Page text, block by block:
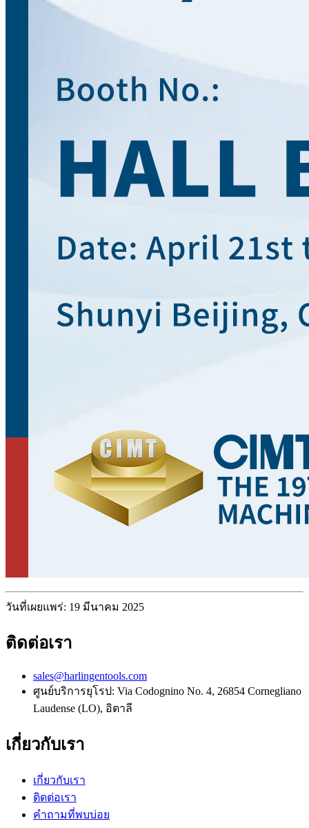
วันที่เผยแพร่: 19 มีนาคม 2025
ติดต่อเรา
sales@harlingentools.com
ศูนย์บริการยุโรป: Via Codognino No. 4, 26854 Cornegliano
Laudense (LO), อิตาลี
เกี่ยวกับเรา
เกี่ยวกับเรา
ติดต่อเรา
คำถามที่พบบ่อย